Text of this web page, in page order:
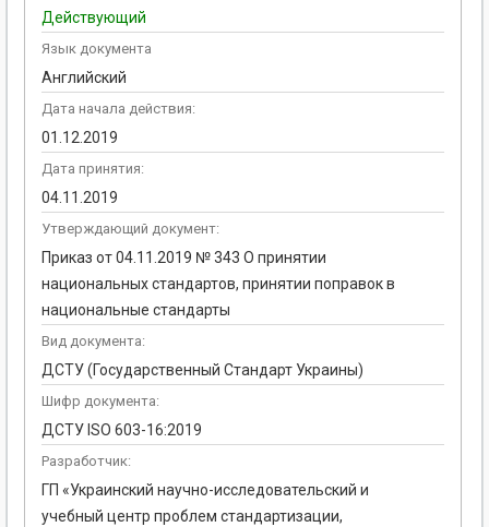
Действующий
Язык документа
Английский
Дата начала действия:
01.12.2019
Дата принятия:
04.11.2019
Утверждающий документ:
Приказ от 04.11.2019 № 343 О принятии
национальных стандартов, принятии поправок в
национальные стандарты
Вид документа:
ДСТУ (Государственный Стандарт Украины)
Шифр документа:
ДСТУ ISO 603-16:2019
Разработчик:
ГП «Украинский научно-исследовательский и
учебный центр проблем стандартизации,